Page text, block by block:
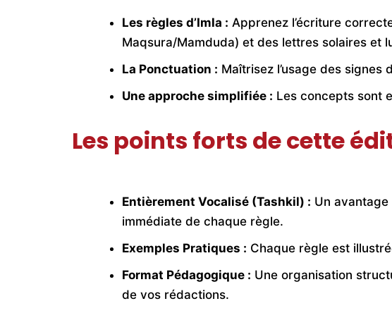
Les règles d’Imla : Apprenez l’écriture
Maqsura/Mamduda) et des lettres solaires et
La Ponctuation : Maîtrisez l’usage des
Une approche simplifiée : Les concepts sont
Les points forts de cette
Entièrement Vocalisé (Tashkil) : Un
immédiate de chaque règle.
Exemples Pratiques : Chaque règle est
Format Pédagogique : Une organisation
de vos rédactions.